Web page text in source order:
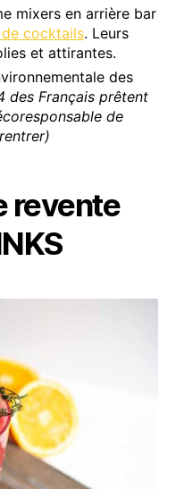
mixers en arrière bar
cocktails. Leurs
et attirantes.
des
des Français prêtent
de
revente